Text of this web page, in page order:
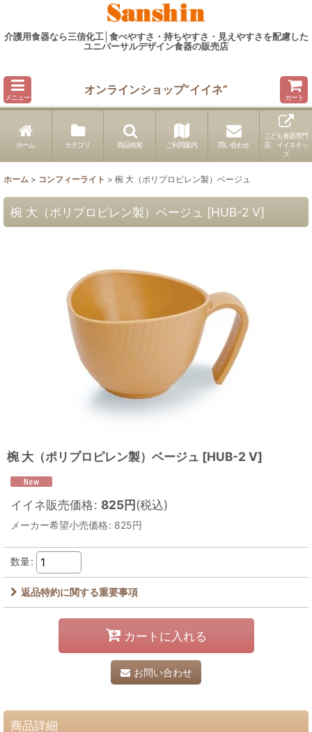
介護用食器なら三信化工│食べやすさ・持ちやすさ・見えやすさを配慮した
ユニバーサルデザイン食器の販売店
メニュー
オンラインショップ“イイネ”
カート
ホーム カテゴリ 商品検索 ご利用案内 問い合わせ
こども食器専門
店 イイネキッ
ズ
ホーム > コンフィーライト > 椀 大（ポリプロピレン製）ベージュ
椀 大（ポリプロピレン製）ベージュ [HUB-2 V]
椀 大（ポリプロピレン製）ベージュ [HUB-2 V]
イイネ販売価格: 825円(税込)
メーカー希望小売価格: 825円
数量:
返品特約に関する重要事項
カートに入れる
お問い合わせ
商品詳細